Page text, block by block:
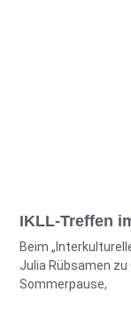
IKLL-Treffen
Beim
Julia Rübsamen zu
Sommerpause,